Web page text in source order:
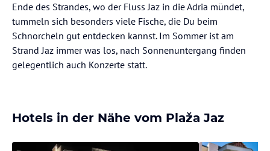
Ende des Strandes, wo der Fluss Jaz in die Adria mündet,
tummeln sich besonders viele Fische, die Du beim
Schnorcheln gut entdecken kannst. Im Sommer ist am
Strand Jaz immer was los, nach Sonnenuntergang finden
gelegentlich auch Konzerte statt.
Hotels in der Nähe vom Plaža Jaz